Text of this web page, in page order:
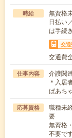
時給
無資格
日払い
は手続
交
交通費
仕事内容
介護関
＊入居
ばあち
応募資格
職種未
要
無資格
不要で